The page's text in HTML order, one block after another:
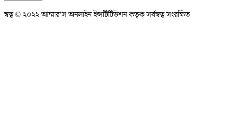
স্বত্ব © ২০২২ আম্মার’স অনলাইন ইন্সটিটিউশন কতৃক সর্বস্বত্ব সংরক্ষিত